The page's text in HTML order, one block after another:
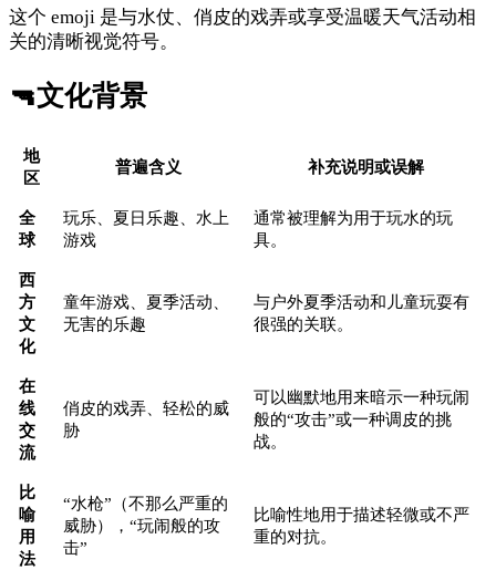
这个 emoji 是与水仗、俏皮的戏弄或享受温暖天气活动相
关的清晰视觉符号。
🔫文化背景
地
区
普遍含义 补充说明或误解
全
球
玩乐、夏日乐趣、水上
游戏
通常被理解为用于玩水的玩
具。
西
方
文
化
童年游戏、夏季活动、
无害的乐趣
与户外夏季活动和儿童玩耍有
很强的关联。
在
线
交
流
俏皮的戏弄、轻松的威
胁
可以幽默地用来暗示一种玩闹
般的“攻击”或一种调皮的挑
战。
比
喻
用
法
“水枪”（不那么严重的
威胁），“玩闹般的攻
击”
比喻性地用于描述轻微或不严
重的对抗。